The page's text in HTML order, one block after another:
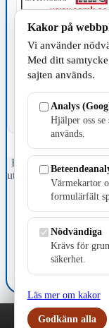
TILLVERKNING
Fristående
ut tidningen
april 2026
E-
Kakor på
Vi använder
Med ditt
sajten används.
Analys
Hjälper oss
används.
Värmekartor
formulärfält
Nödvändiga
Krävs för
säkerhet.
Läs mer om kakor
Godkänn alla